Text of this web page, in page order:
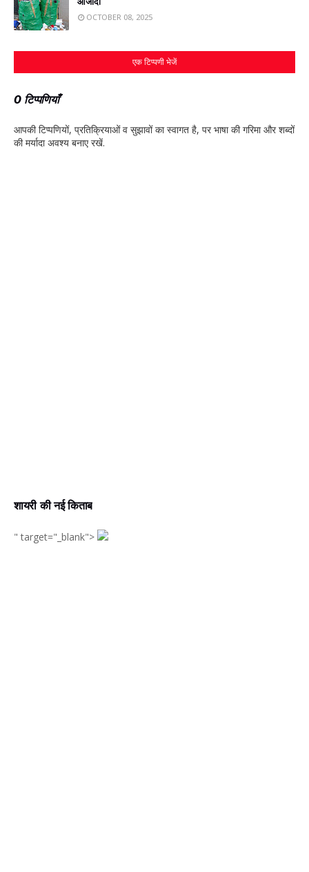
OCTOBER 08, 2025
एक टिप्पणी भेजें
0 टिप्पणियाँ
आपकी टिप्‍पणियों, प्रतिक्रियाओं व सुझावों का स्‍वागत है, पर भाषा की गरिमा और शब्‍दों
की मर्यादा अवश्‍य बनाए रखें.
शायरी की नई किताब
" target="_blank">